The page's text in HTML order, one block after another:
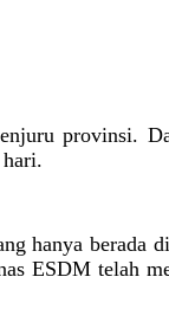
provinsi.
hanya berada
ESDM telah